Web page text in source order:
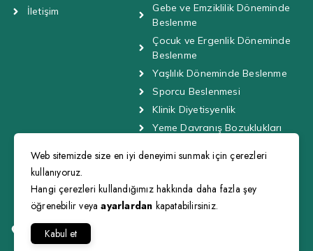
İletişim
Gebe ve Emziklilik Döneminde
Beslenme
Çocuk ve Ergenlik Döneminde
Beslenme
Yaşlılık Döneminde Beslenme
Sporcu Beslenmesi
Klinik Diyetisyenlik
Yeme Davranış Bozuklukları
dyttugbatockin@gmail.com
Starbucks Yanı, Mehmetçik Mah. İncilipınar Cad. B Blok 140
D.5 D'Life Suites&Shops, Çamlık Blv., 20150
Pamukkale/Denizli
Web sitemizde size en iyi deneyimi sunmak için çerezleri
kullanıyoruz.
Hangi çerezleri kullandığımız hakkında daha fazla şey
öğrenebilir veyaayarlardan kapatabilirsiniz.
Kabul et